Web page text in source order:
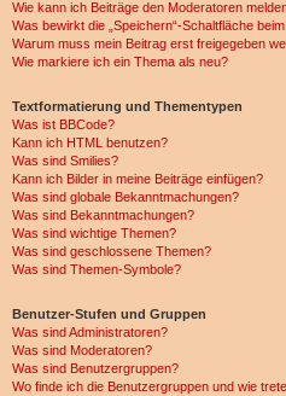
Wie kann ich Beiträge den Moderatoren
Was bewirkt die „Speichern“-Schaltfläche
Warum muss mein Beitrag erst freigegeben
Wie markiere ich ein Thema als neu?
Textformatierung und Thementypen
Was ist BBCode?
Kann ich HTML benutzen?
Was sind Smilies?
Kann ich Bilder in meine Beiträge einfügen?
Was sind globale Bekanntmachungen?
Was sind Bekanntmachungen?
Was sind wichtige Themen?
Was sind geschlossene Themen?
Was sind Themen-Symbole?
Benutzer-Stufen und Gruppen
Was sind Administratoren?
Was sind Moderatoren?
Was sind Benutzergruppen?
Wo finde ich die Benutzergruppen und wie